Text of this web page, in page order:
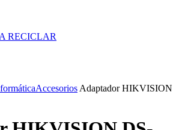
RECICLAR
Accesorios Adaptador HIKVISION